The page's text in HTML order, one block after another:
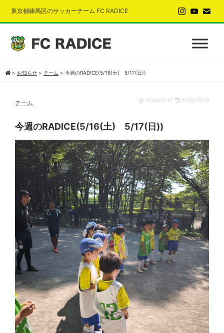
東京都練馬区のサッカーチーム FC RADICE
> お知らせ > チーム > 今週のRADICE(5/16(土) 5/17(日))
チーム 2026/05/17 2026/05/18
今週のRADICE(5/16(土) 5/17(日))